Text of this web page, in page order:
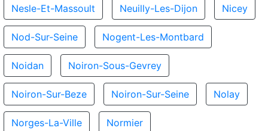
Nesle-Et-Massoult Neuilly-Les-Dijon Nicey
Nod-Sur-Seine Nogent-Les-Montbard
Noidan Noiron-Sous-Gevrey
Noiron-Sur-Beze Noiron-Sur-Seine Nolay
Norges-La-Ville Normier